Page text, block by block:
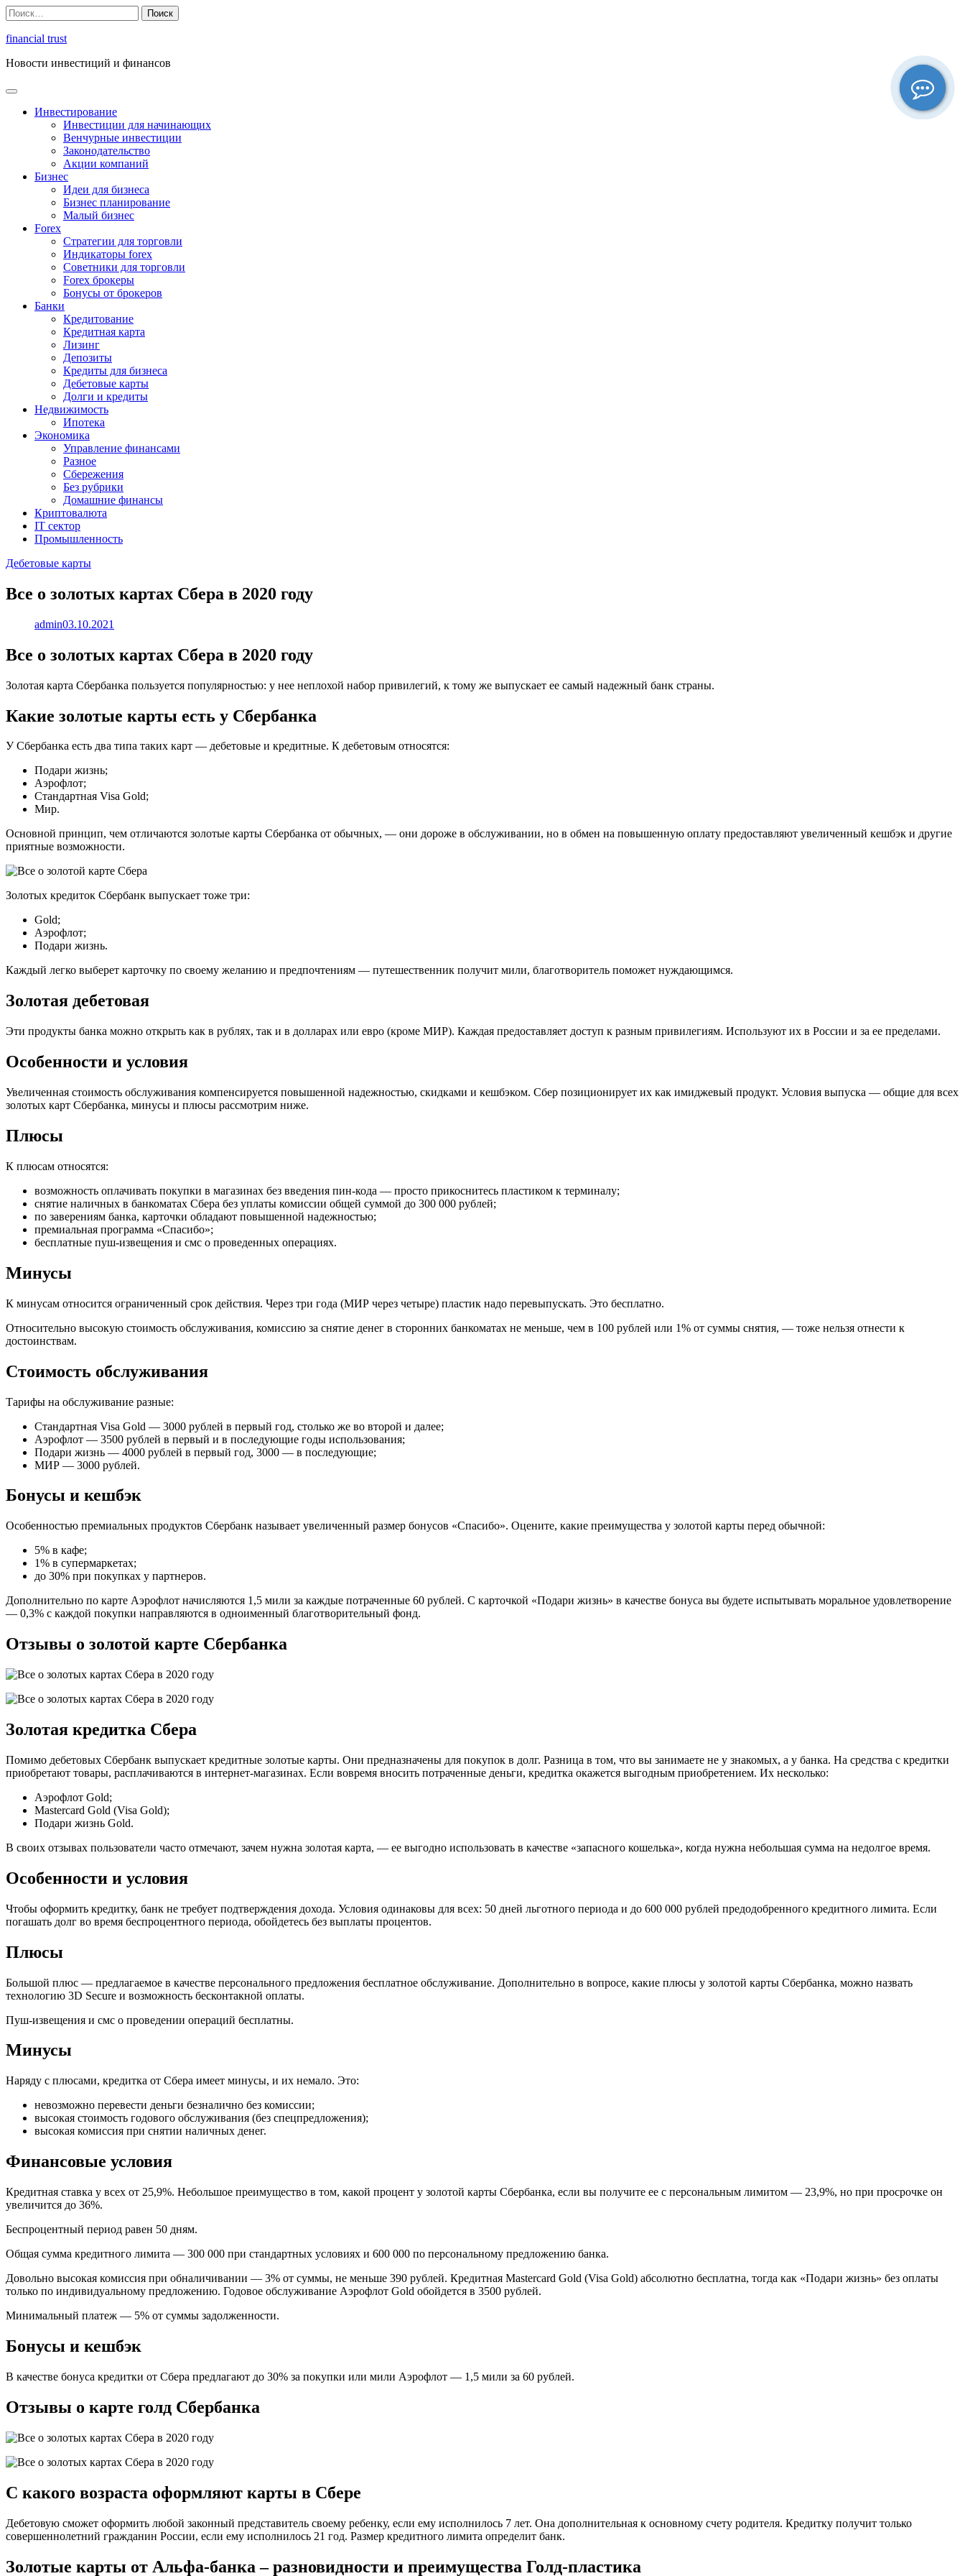
Перейти
к
содержимому
Найти:
financial trust
Новости инвестиций и финансов
Инвестирование
Инвестиции для начинающих
Венчурные инвестиции
Законодательство
Акции компаний
Бизнес
Идеи для бизнеса
Бизнес планирование
Малый бизнес
Forex
Стратегии для торговли
Индикаторы forex
Советники для торговли
Forex брокеры
Бонусы от брокеров
Банки
Кредитование
Кредитная карта
Лизинг
Депозиты
Кредиты для бизнеса
Дебетовые карты
Долги и кредиты
Недвижимость
Ипотека
Экономика
Управление финансами
Разное
Сбережения
Без рубрики
Домашние финансы
Криптовалюта
IT сектор
Промышленность
Дебетовые карты
Все о золотых картах Сбера в 2020 году
admin03.10.2021
Все о золотых картах Сбера в 2020 году
Золотая карта Сбербанка пользуется популярностью: у нее неплохой набор привилегий, к тому же выпускает ее самый надежный банк страны.
Какие золотые карты есть у Сбербанка
У Сбербанка есть два типа таких карт — дебетовые и кредитные. К дебетовым относятся:
Подари жизнь;
Аэрофлот;
Стандартная Visa Gold;
Мир.
Основной принцип, чем отличаются золотые карты Сбербанка от обычных, — они дороже в обслуживании, но в обмен на повышенную оплату предоставляют увеличенный кешбэк и другие
приятные возможности.
Золотых кредиток Сбербанк выпускает тоже три:
Gold;
Аэрофлот;
Подари жизнь.
Каждый легко выберет карточку по своему желанию и предпочтениям — путешественник получит мили, благотворитель поможет нуждающимся.
Золотая дебетовая
Эти продукты банка можно открыть как в рублях, так и в долларах или евро (кроме МИР). Каждая предоставляет доступ к разным привилегиям. Используют их в России и за ее пределами.
Особенности и условия
Увеличенная стоимость обслуживания компенсируется повышенной надежностью, скидками и кешбэком. Сбер позиционирует их как имиджевый продукт. Условия выпуска — общие для всех
золотых карт Сбербанка, минусы и плюсы рассмотрим ниже.
Плюсы
К плюсам относятся:
возможность оплачивать покупки в магазинах без введения пин-кода — просто прикоснитесь пластиком к терминалу;
снятие наличных в банкоматах Сбера без уплаты комиссии общей суммой до 300 000 рублей;
по заверениям банка, карточки обладают повышенной надежностью;
премиальная программа «Спасибо»;
бесплатные пуш-извещения и смс о проведенных операциях.
Минусы
К минусам относится ограниченный срок действия. Через три года (МИР через четыре) пластик надо перевыпускать. Это бесплатно.
Относительно высокую стоимость обслуживания, комиссию за снятие денег в сторонних банкоматах не меньше, чем в 100 рублей или 1% от суммы снятия, — тоже нельзя отнести к
достоинствам.
Стоимость обслуживания
Тарифы на обслуживание разные:
Стандартная Visa Gold — 3000 рублей в первый год, столько же во второй и далее;
Аэрофлот — 3500 рублей в первый и в последующие годы использования;
Подари жизнь — 4000 рублей в первый год, 3000 — в последующие;
МИР — 3000 рублей.
Бонусы и кешбэк
Особенностью премиальных продуктов Сбербанк называет увеличенный размер бонусов «Спасибо». Оцените, какие преимущества у золотой карты перед обычной:
5% в кафе;
1% в супермаркетах;
до 30% при покупках у партнеров.
Дополнительно по карте Аэрофлот начисляются 1,5 мили за каждые потраченные 60 рублей. С карточкой «Подари жизнь» в качестве бонуса вы будете испытывать моральное удовлетворение
— 0,3% с каждой покупки направляются в одноименный благотворительный фонд.
Отзывы о золотой карте Сбербанка
Золотая кредитка Сбера
Помимо дебетовых Сбербанк выпускает кредитные золотые карты. Они предназначены для покупок в долг. Разница в том, что вы занимаете не у знакомых, а у банка. На средства с кредитки
приобретают товары, расплачиваются в интернет-магазинах. Если вовремя вносить потраченные деньги, кредитка окажется выгодным приобретением. Их несколько:
Аэрофлот Gold;
Mastercard Gold (Visa Gold);
Подари жизнь Gold.
В своих отзывах пользователи часто отмечают, зачем нужна золотая карта, — ее выгодно использовать в качестве «запасного кошелька», когда нужна небольшая сумма на недолгое время.
Особенности и условия
Чтобы оформить кредитку, банк не требует подтверждения дохода. Условия одинаковы для всех: 50 дней льготного периода и до 600 000 рублей предодобренного кредитного лимита. Если
погашать долг во время беспроцентного периода, обойдетесь без выплаты процентов.
Плюсы
Большой плюс — предлагаемое в качестве персонального предложения бесплатное обслуживание. Дополнительно в вопросе, какие плюсы у золотой карты Сбербанка, можно назвать
технологию 3D Secure и возможность бесконтакной оплаты.
Пуш-извещения и смс о проведении операций бесплатны.
Минусы
Наряду с плюсами, кредитка от Сбера имеет минусы, и их немало. Это:
невозможно перевести деньги безналично без комиссии;
высокая стоимость годового обслуживания (без спецпредложения);
высокая комиссия при снятии наличных денег.
Финансовые условия
Кредитная ставка у всех от 25,9%. Небольшое преимущество в том, какой процент у золотой карты Сбербанка, если вы получите ее с персональным лимитом — 23,9%, но при просрочке он
увеличится до 36%.
Беспроцентный период равен 50 дням.
Общая сумма кредитного лимита — 300 000 при стандартных условиях и 600 000 по персональному предложению банка.
Довольно высокая комиссия при обналичивании — 3% от суммы, не меньше 390 рублей. Кредитная Mastercard Gold (Visa Gold) абсолютно бесплатна, тогда как «Подари жизнь» без оплаты
только по индивидуальному предложению. Годовое обслуживание Аэрофлот Gold обойдется в 3500 рублей.
Минимальный платеж — 5% от суммы задолженности.
Бонусы и кешбэк
В качестве бонуса кредитки от Сбера предлагают до 30% за покупки или мили Аэрофлот — 1,5 мили за 60 рублей.
Отзывы о карте голд Сбербанка
С какого возраста оформляют карты в Сбере
Дебетовую сможет оформить любой законный представитель своему ребенку, если ему исполнилось 7 лет. Она дополнительная к основному счету родителя. Кредитку получит только
совершеннолетний гражданин России, если ему исполнилось 21 год. Размер кредитного лимита определит банк.
Золотые карты от Альфа-банка – разновидности и преимущества Голд-пластика